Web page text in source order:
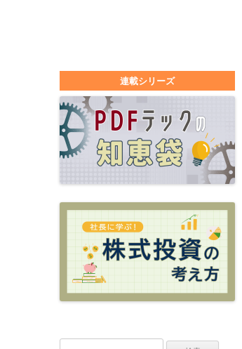
連載シリーズ